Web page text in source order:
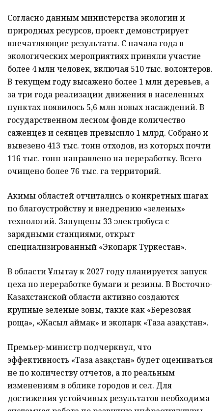
Согласно данным министерства экологии и
природных ресурсов, проект демонстрирует
впечатляющие результаты. С начала года в
экологических мероприятиях приняли участие
более 4 млн человек, включая 510 тыс. волонтеров.
В текущем году высажено более 1 млн деревьев, а
за три года реализации движения в населенных
пунктах появилось 5,6 млн новых насаждений. В
государственном лесном фонде количество
саженцев и сеянцев превысило 1 млрд. Собрано и
вывезено 413 тыс. тонн отходов, из которых почти
116 тыс. тонн направлено на переработку. Всего
очищено более 76 тыс. га территорий.
Акимы областей отчитались о конкретных шагах
по благоустройству и внедрению «зеленых»
технологий. Запущены 33 электробуса с
зарядными станциями, открыт
специализированный «Экопарк Туркестан».
В области Ұлытау к 2027 году планируется запуск
цеха по переработке бумаги и резины. В Восточно-
Казахстанской области активно создаются
крупные зеленые зоны, такие как «Березовая
роща», «Жасыл аймақ» и экопарк «Таза Қазақстан».
Премьер-министр подчеркнул, что
эффективность «Таза Қазақстан» будет оцениваться
не по количеству отчетов, а по реальным
изменениям в облике городов и сел. Для
достижения устойчивых результатов необходима